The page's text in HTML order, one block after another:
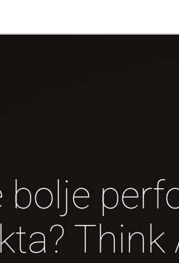
bolje
Think